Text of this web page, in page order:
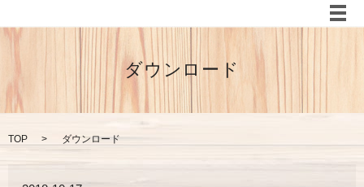
メ
ダウンロード
TOP ダウンロード